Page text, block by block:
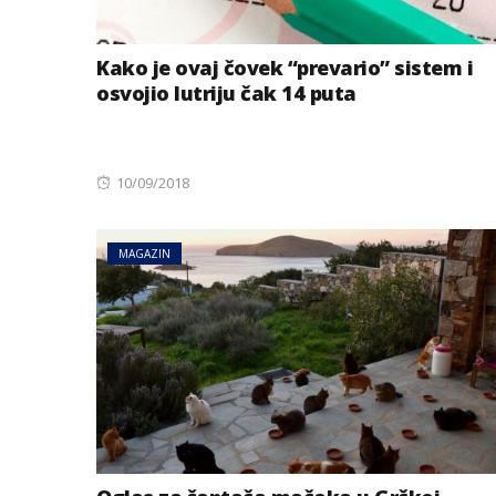
Kako je ovaj čovek “prevario” sistem i
osvojio lutriju čak 14 puta
Posted
10/09/2018
MAGAZIN
BIZNIS
Energetski
niskog